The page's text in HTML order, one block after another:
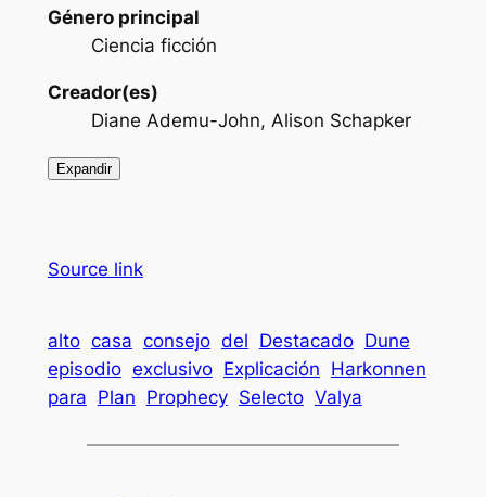
Género principal
Ciencia ficción
Creador(es)
Diane Ademu-John, Alison Schapker
Expandir
Source link
alto casa consejo del Destacado Dune
episodio exclusivo Explicación Harkonnen
para Plan Prophecy Selecto Valya